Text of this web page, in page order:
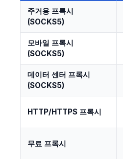
주거용 프록시
(SOCKS5)
모바일 프록시
(SOCKS5)
데이터 센터 프록시
(SOCKS5)
HTTP/HTTPS 프록시
무료 프록시